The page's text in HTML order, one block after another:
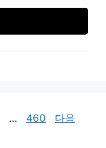
…
페
460
다음